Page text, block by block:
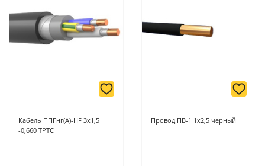
Кабель ППГнг(А)-HF 3х1,5
-0,660 ТРТС
Провод ПВ-1 1х2,5 черный